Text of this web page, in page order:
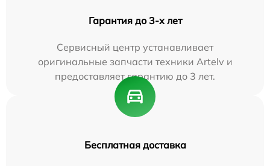
Гарантия до 3-х лет
Сервисный центр устанавливает
оригинальные запчасти техники Artelv и
предоставляет гарантию до 3 лет.
Бесплатная доставка